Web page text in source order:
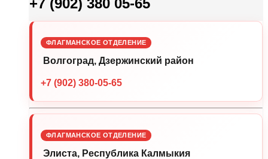
ФЛАГМАНСКОЕ ОТДЕЛЕНИЕ
Волгоград, Дзержинский район
+7 (902) 380-05-65
ФЛАГМАНСКОЕ ОТДЕЛЕНИЕ
Элиста, Республика Калмыкия